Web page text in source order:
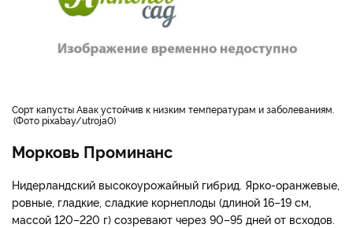
сорт капусты Авак устойчив к низким температурам и заболеваниям.
Фото pixabay/utroja0
Морковь Проминанс
Нидерландский высокоурожайный гибрид. Ярко-оранжевые,
ровные, гладкие, сладкие корнеплоды (длиной 16–19 см,
массой 120–220 г) созревают через 90–95 дней от всходов.